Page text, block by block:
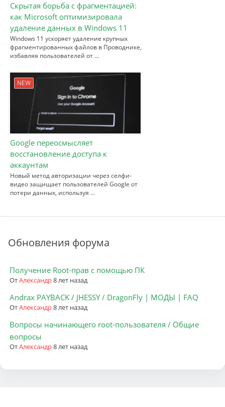
Скрытая борьба с фрагментацией:
как Microsoft оптимизировала
удаление данных в Windows 11
Windows 11 ускоряет удаление крупных
фрагментированных файлов в Проводнике,
избавляя пользователей от …
NEW
Google переосмысляет
восстановление доступа к
аккаунтам
Новый метод авторизации через селфи-
видео защищает пользователей Google от
потери данных, используя …
Обновления форума
Получение Root-прав с помощью ПК
ОтАлександр8 лет назад
Andrax PAYBACK / JHESSY / DragonFly | МОДЫ | FAQ
ОтАлександр8 лет назад
Вопросы начинающего root-пользователя / Общие
вопросы
ОтАлександр8 лет назад